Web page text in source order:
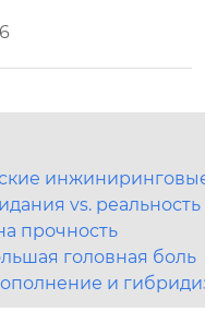
vs.
прочность
головная боль
и